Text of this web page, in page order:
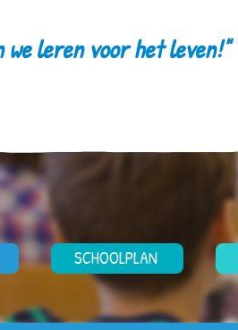
we leren voor het leven!"
SCHOOLPLAN